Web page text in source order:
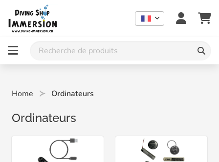
Home Ordinateurs
Ordinateurs